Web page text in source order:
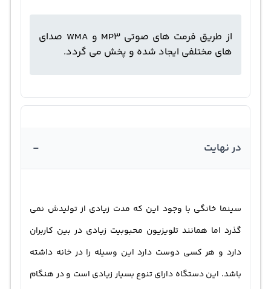
از طریق فرمت های صوتی MP3 و WMA صدای
های مختلفی ایجاد شده و پخش می گردد.
در نهایت -
سینما خانگی با وجود این که مدت زیادی از تولیدش نمی
گذرد اما همانند تلویزیون محبوبیت زیادی در بین کاربران
دارد و هر کسی دوست دارد این وسیله را در خانه داشته
باشد. این دستگاه دارای تنوع بسیار زیادی است و در هنگام